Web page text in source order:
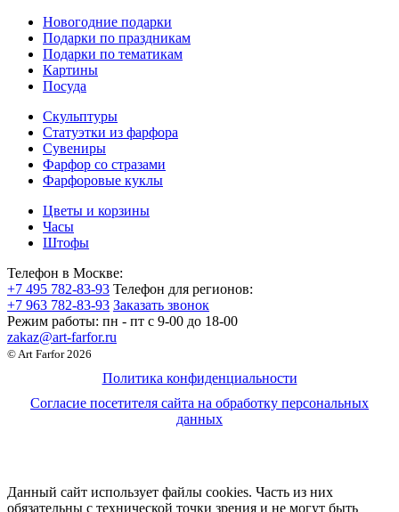
Новогодние подарки
Подарки по праздникам
Подарки по тематикам
Картины
Посуда
Скульптуры
Статуэтки из фарфора
Сувениры
Фарфор со стразами
Фарфоровые куклы
Цветы и корзины
Часы
Штофы
Телефон в Москве:
+7 495 782-83-93 Телефон для регионов:
+7 963 782-83-93 Заказать звонок
Режим работы: пн - пт c 9-00 до 18-00
zakaz@art-farfor.ru
© Art Farfor 2026
Политика конфиденциальности
Согласие посетителя сайта на обработку персональных
данных
Данный сайт использует файлы cookies. Часть из них
обязательны с технической точки зрения и не могут быть